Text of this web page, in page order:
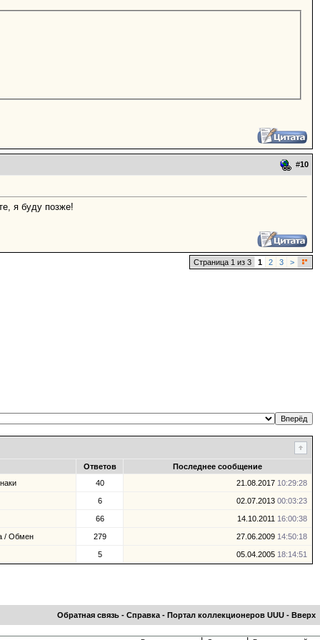
#10
я буду позже!
Страница 1 из 3 1 2 3 >
Ответов
Последнее сообщение
40 21.08.2017 10:29:28
6 02.07.2013 00:03:23
66 14.10.2011 16:00:38
/ Обмен 279 27.06.2009 14:50:18
5 05.04.2005 18:14:51
Обратная связь - Справка - Портал коллекционеров UUU - Вверх